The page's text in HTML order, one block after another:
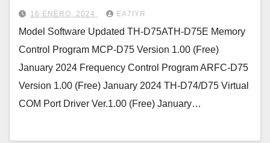
16 ENERO, 2024 EA7IYR
Model Software Updated TH-D75ATH-D75E Memory
Control Program MCP-D75 Version 1.00 (Free)
January 2024 Frequency Control Program ARFC-D75
Version 1.00 (Free) January 2024 TH-D74/D75 Virtual
COM Port Driver Ver.1.00 (Free) January…